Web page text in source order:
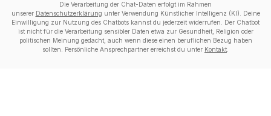
Die Verarbeitung der Chat-Daten erfolgt im Rahmen
unserer Datenschutzerklärung unter Verwendung Künstlicher Intelligenz (KI). Deine
Einwilligung zur Nutzung des Chatbots kannst du jederzeit widerrufen. Der Chatbot
ist nicht für die Verarbeitung sensibler Daten etwa zur Gesundheit, Religion oder
politischen Meinung gedacht, auch wenn diese einen beruflichen Bezug haben
sollten. Persönliche Ansprechpartner erreichst du unter Kontakt